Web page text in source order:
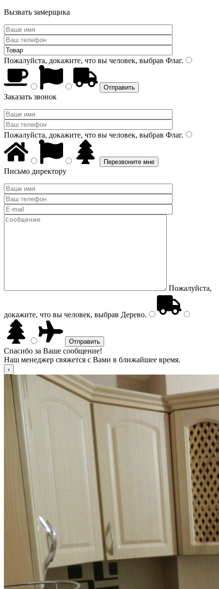
Вызвать замерщика
Пожалуйста, докажите, что вы человек, выбрав Флаг.
Заказать звонок
Пожалуйста, докажите, что вы человек, выбрав Флаг.
Письмо директору
Пожалуйста,
докажите, что вы человек, выбрав Дерево.
Спасибо за Ваше сообщение!
Наш менеджер свяжется с Вами в ближайшее время.